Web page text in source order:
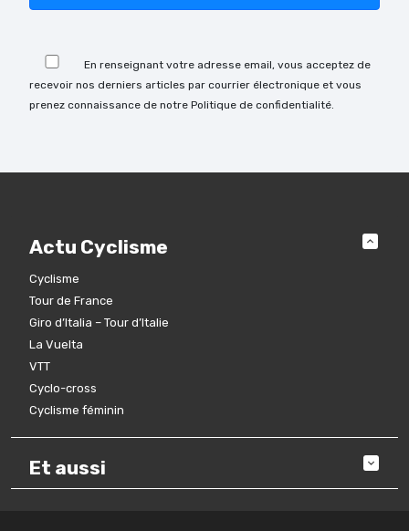
En renseignant votre adresse email, vous acceptez de
recevoir nos derniers articles par courrier électronique et vous
prenez connaissance de notre Politique de confidentialité.
Actu Cyclisme
Cyclisme
Tour de France
Giro d’Italia – Tour d’Italie
La Vuelta
VTT
Cyclo-cross
Cyclisme féminin
Et aussi